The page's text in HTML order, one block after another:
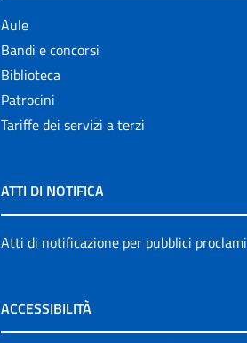
Aule
Bandi e concorsi
Biblioteca
Patrocini
Tariffe dei servizi a terzi
ATTI DI NOTIFICA
Atti di notificazione per pubblici proclami
ACCESSIBILITÀ